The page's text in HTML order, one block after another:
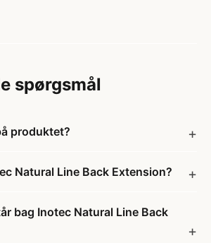
spørgsmål
produktet?
Natural Line Back Extension?
bag Inotec Natural Line Back